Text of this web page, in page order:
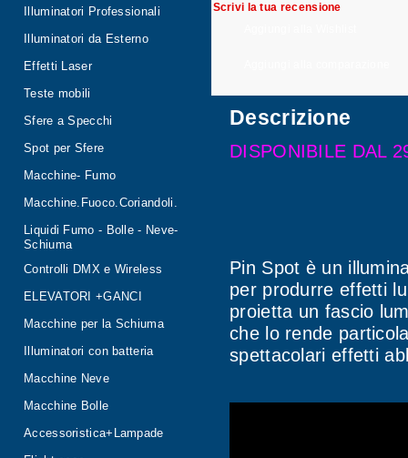
Illuminatori Professionali
Illuminatori da Esterno
Effetti Laser
Teste mobili
Sfere a Specchi
Spot per Sfere
Macchine- Fumo
Macchine.Fuoco.Coriandoli.
Liquidi Fumo - Bolle - Neve-
Schiuma
Controlli DMX e Wireless
ELEVATORI +GANCI
Macchine per la Schiuma
Illuminatori con batteria
Macchine Neve
Macchine Bolle
Accessoristica+Lampade
Scrivi la tua recensione
Descrizione
DISPONIBILE DAL
Pin Spot è un
per produrre effetti
proietta un fascio
che lo rende
spettacolari effetti